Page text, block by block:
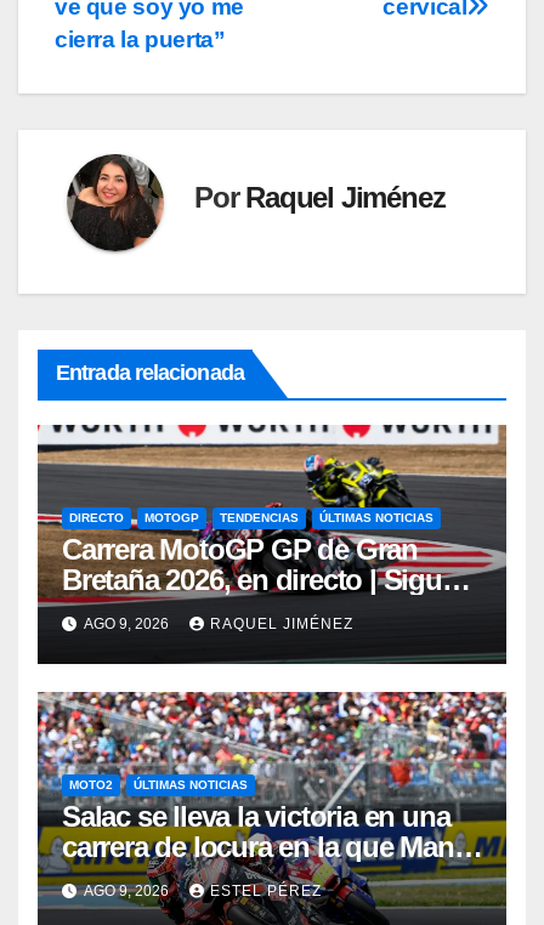
cervical
ve que soy yo me
cierra la puerta”
PorRaquel Jiménez
Entrada relacionada
DIRECTO MOTOGP TENDENCIAS ÚLTIMAS NOTICIAS
Carrera MotoGP GP de Gran
Bretaña 2026, en directo | Sigue
en vivo la carrera de Silverstone
con Jorge Martín y Marc Márquez
AGO 9, 2026 RAQUEL JIMÉNEZ
MOTO2 ÚLTIMAS NOTICIAS
Salac se lleva la victoria en una
carrera de locura en la que Manu
González ha protagonizado un
“Aleix Espargaró 2022”
AGO 9, 2026 ESTEL PÉREZ